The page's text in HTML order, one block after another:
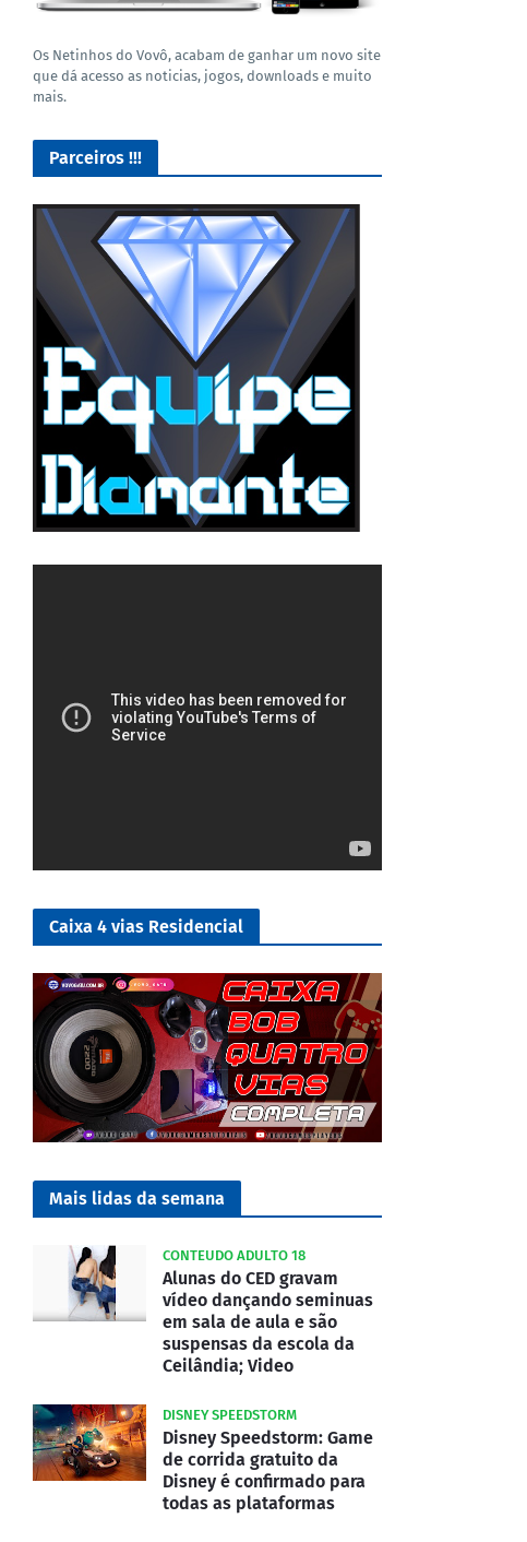
Os Netinhos do Vovô, acabam de ganhar um novo site
que dá acesso as noticias, jogos, downloads e muito
mais.
Parceiros !!!
Caixa 4 vias Residencial
Mais lidas da semana
CONTEUDO ADULTO 18
Alunas do CED gravam
vídeo dançando seminuas
em sala de aula e são
suspensas da escola da
Ceilândia; Video
DISNEY SPEEDSTORM
Disney Speedstorm: Game
de corrida gratuito da
Disney é confirmado para
todas as plataformas